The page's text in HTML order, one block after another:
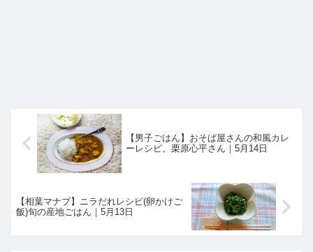
【男子ごはん】おそば屋さんの和風カレ
ーレシピ。栗原心平さん｜5月14日
【相葉マナブ】ニラだれレシピ(卵かけご
飯)旬の産地ごはん｜5月13日